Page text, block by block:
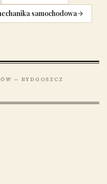
samochodowa
— BYDGOSZCZ